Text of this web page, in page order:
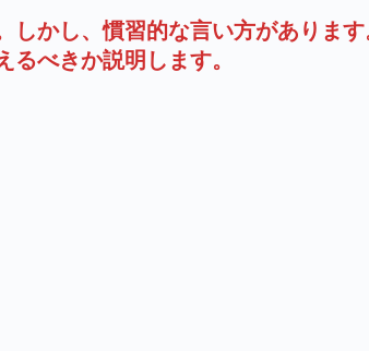
かし、慣習的な言い方がありま
べきか説明します。